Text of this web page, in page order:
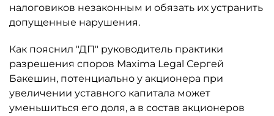
налоговиков незаконным и обязать их устранить
допущенные нарушения.
Как пояснил "ДП" руководитель практики
разрешения споров Maxima Legal Сергей
Бакешин, потенциально у акционера при
увеличении уставного капитала может
уменьшиться его доля, а в состав акционеров